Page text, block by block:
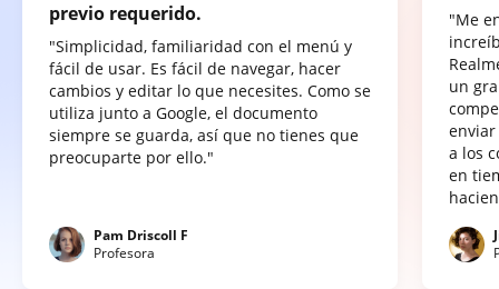
previo requerido.
"Simplicidad, familiaridad con el menú y
fácil de usar. Es fácil de navegar, hacer
cambios y editar lo que necesites. Como se
utiliza junto a Google, el documento
siempre se guarda, así que no tienes que
preocuparte por ello."
Pam Driscoll F
Profesora
"Me
un
a los
en